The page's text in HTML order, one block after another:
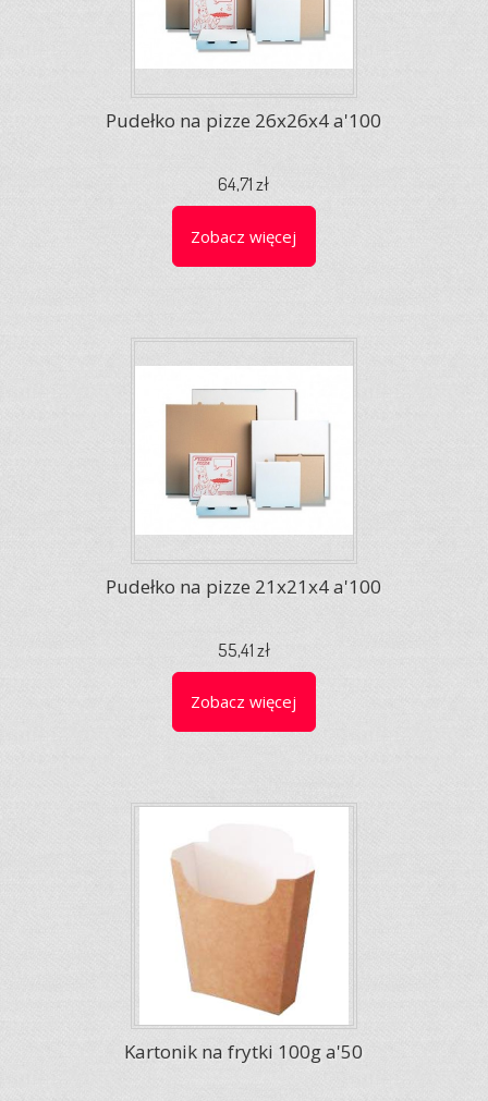
Pudełko na pizze 26x26x4 a'100
64,71 zł
Zobacz więcej
Pudełko na pizze 21x21x4 a'100
55,41 zł
Zobacz więcej
Kartonik na frytki 100g a'50